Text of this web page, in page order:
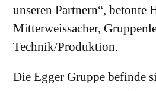
unseren Partnern“, betonte
Mitterweissacher,
Technik/Produktion.
Die Egger Gruppe befinde